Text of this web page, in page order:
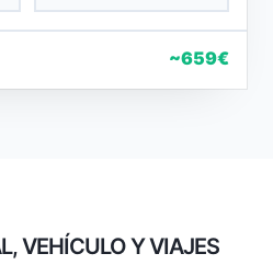
~659€
VEHÍCULO Y VIAJES